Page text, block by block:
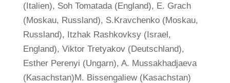
(Italien), Soh Tomatada (England), E. Grach
(Moskau, Russland), S.Kravchenko (Moskau,
Russland), Itzhak Rashkovksy (Israel,
England), Viktor Tretyakov (Deutschland),
Esther Perenyi (Ungarn), A. Mussakhadjaeva
(Kasachstan)M. Bissengaliew (Kasachstan)